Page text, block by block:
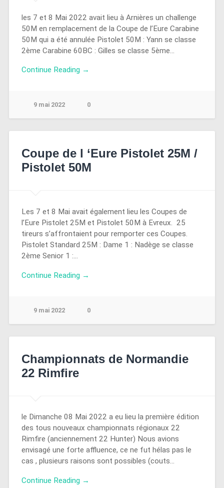
les 7 et 8 Mai 2022 avait lieu à Arnières un challenge
50M en remplacement de la Coupe de l’Eure Carabine
50M qui a été annulée Pistolet 50M : Yann se classe
2ème Carabine 60BC : Gilles se classe 5ème…
Continue Reading →
9 mai 2022 0
Coupe de l ‘Eure Pistolet 25M /
Pistolet 50M
Les 7 et 8 Mai avait également lieu les Coupes de
l’Eure Pistolet 25M et Pistolet 50M à Evreux. 25
tireurs s’affrontaient pour remporter ces Coupes.
Pistolet Standard 25M : Dame 1 : Nadège se classe
2ème Senior 1 :…
Continue Reading →
9 mai 2022 0
Championnats de Normandie
22 Rimfire
le Dimanche 08 Mai 2022 a eu lieu la première édition
des tous nouveaux championnats régionaux 22
Rimfire (anciennement 22 Hunter) Nous avions
envisagé une forte affluence, ce ne fut hélas pas le
cas , plusieurs raisons sont possibles (couts…
Continue Reading →